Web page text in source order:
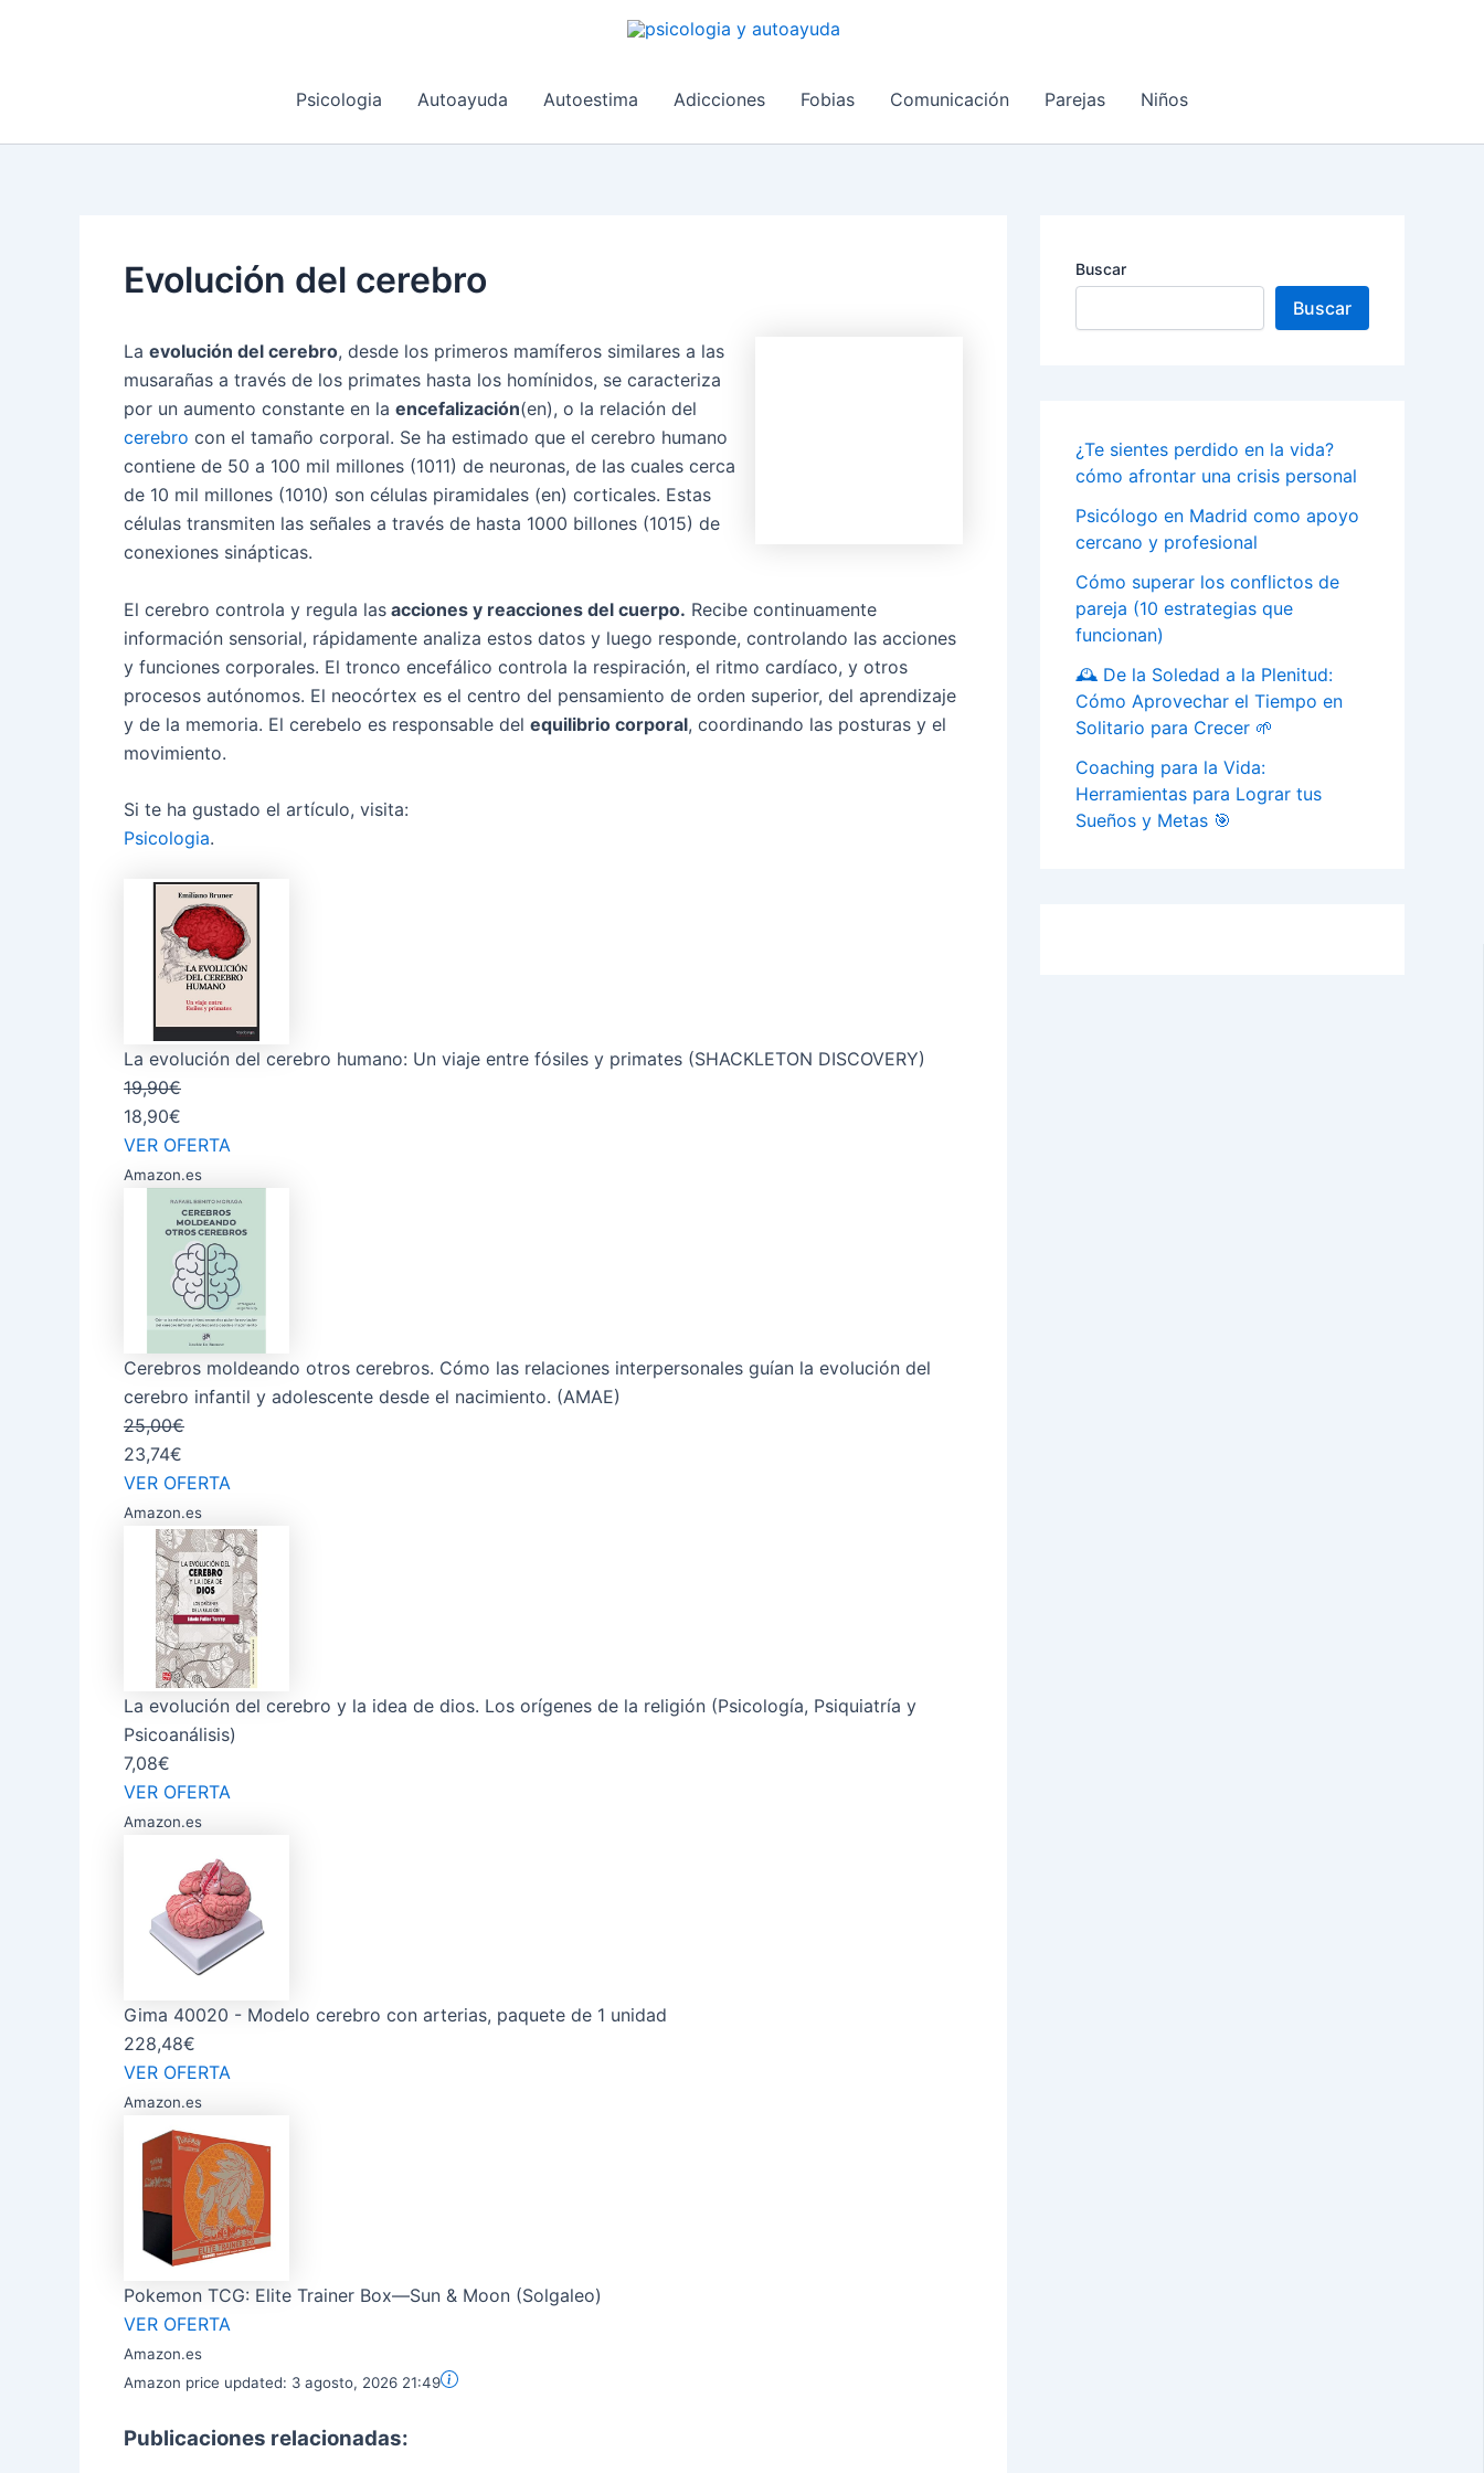
Psicologia
Autoayuda Autoestima Adicciones Fobias Comunicación Parejas Niños
Evolución del cerebro
La evolución del cerebro, desde los primeros mamíferos similares a las
musarañas a través de los primates hasta los homínidos, se caracteriza
por un aumento constante en la encefalización(en), o la relación del
cerebro con el tamaño corporal. Se ha estimado que el cerebro humano
contiene de 50 a 100 mil millones (1011) de neuronas, de las cuales cerca
de 10 mil millones (1010) son células piramidales (en) corticales. Estas
células transmiten las señales a través de hasta 1000 billones (1015) de
conexiones sinápticas.
El cerebro controla y regula las acciones y reacciones del cuerpo. Recibe continuamente
información sensorial, rápidamente analiza estos datos y luego responde, controlando las acciones
y funciones corporales. El tronco encefálico controla la respiración, el ritmo cardíaco, y otros
procesos autónomos. El neocórtex es el centro del pensamiento de orden superior, del aprendizaje
y de la memoria. El cerebelo es responsable del equilibrio corporal, coordinando las posturas y el
movimiento.
Si te ha gustado el artículo, visita:
Psicologia.
La evolución del cerebro humano: Un viaje entre fósiles y primates (SHACKLETON DISCOVERY)
19,90€
18,90€
VER OFERTA
Amazon.es
Cerebros moldeando otros cerebros. Cómo las relaciones interpersonales guían la evolución del
cerebro infantil y adolescente desde el nacimiento. (AMAE)
25,00€
23,74€
VER OFERTA
Amazon.es
La evolución del cerebro y la idea de dios. Los orígenes de la religión (Psicología, Psiquiatría y
Psicoanálisis)
7,08€
VER OFERTA
Amazon.es
Gima 40020 - Modelo cerebro con arterias, paquete de 1 unidad
228,48€
VER OFERTA
Amazon.es
Pokemon TCG: Elite Trainer Box—Sun & Moon (Solgaleo)
VER OFERTA
Amazon.es
Amazon price updated: 3 agosto, 2026 21:49
Publicaciones relacionadas:
Buscar
Buscar
¿Te sientes perdido en la vida?
cómo afrontar una crisis personal
Psicólogo en Madrid como apoyo
cercano y profesional
Cómo superar los conflictos de
pareja (10 estrategias que
funcionan)
🕰️ De la Soledad a la Plenitud:
Cómo Aprovechar el Tiempo en
Solitario para Crecer 🌱
Coaching para la Vida:
Herramientas para Lograr tus
Sueños y Metas 🎯